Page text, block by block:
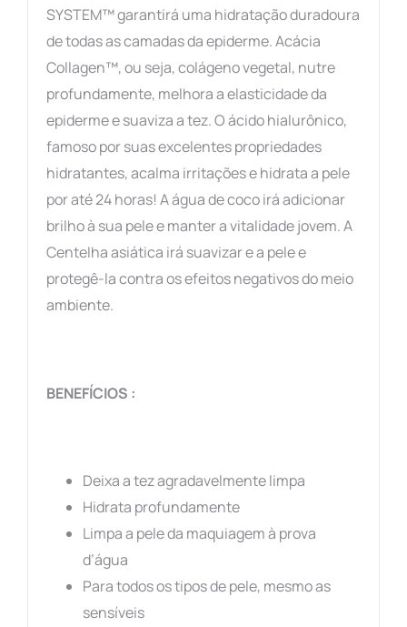
SYSTEM™ garantirá uma hidratação duradoura
de todas as camadas da epiderme. Acácia
Collagen™, ou seja, colágeno vegetal, nutre
profundamente, melhora a elasticidade da
epiderme e suaviza a tez. O ácido hialurônico,
famoso por suas excelentes propriedades
hidratantes, acalma irritações e hidrata a pele
por até 24 horas! A água de coco irá adicionar
brilho à sua pele e manter a vitalidade jovem. A
Centelha asiática irá suavizar e a pele e
protegê-la contra os efeitos negativos do meio
ambiente.
BENEFÍCIOS :
Deixa a tez agradavelmente limpa
Hidrata profundamente
Limpa a pele da maquiagem à prova
d’água
Para todos os tipos de pele, mesmo as
sensíveis